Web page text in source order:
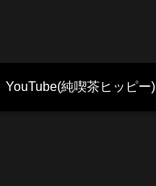
YouTube(純喫茶ヒッピー)